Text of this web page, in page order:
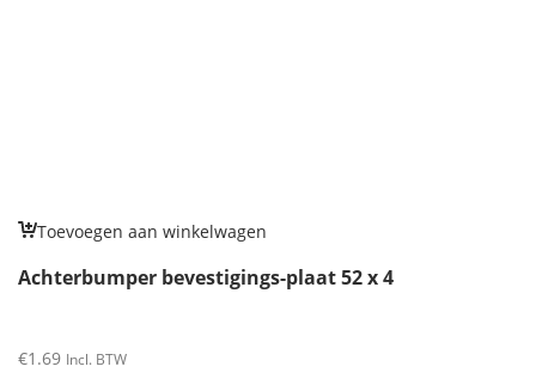
Toevoegen aan winkelwagen
Achterbumper bevestigings-plaat 52 x 4
€1.69 Incl. BTW